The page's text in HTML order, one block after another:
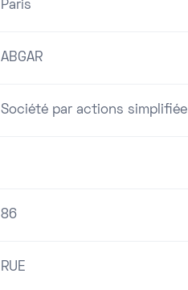
Paris
ABGAR
Société par actions simplifiée
86
RUE